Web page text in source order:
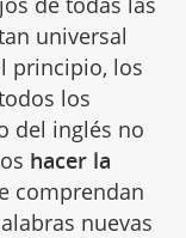
universal
principio, los
los
del inglés no
hacer la
comprendan
nuevas